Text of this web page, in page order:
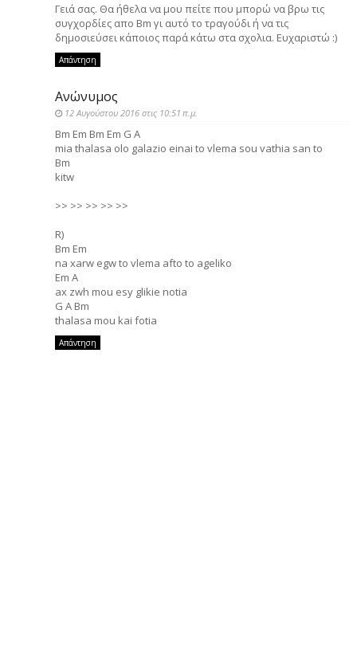
Γειά σας. Θα ήθελα να μου πείτε που μπορώ να βρω τις
συγχορδίες απο Bm γι αυτό το τραγούδι ή να τις
δημοσιεύσει κάποιος παρά κάτω στα σχολια. Ευχαριστώ :)
Απάντηση
Ανώνυμος
12 Αυγούστου 2016 στις 10:51 π.μ.
Bm Em Bm Em G A
mia thalasa olo galazio einai to vlema sou vathia san to
Bm
kitw
>> >> >> >> >>
R)
Bm Em
na xarw egw to vlema afto to ageliko
Em A
ax zwh mou esy glikie notia
G A Bm
thalasa mou kai fotia
Απάντηση